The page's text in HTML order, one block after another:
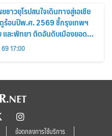
ชาวยุโรปสนใจเดินทางสู่เอเชีย
ร้อนปีพ.ศ. 2569 ชี้กรุงเทพฯ
และพัทยา ติดอันดับเมืองยอด
17:00
ข้อตกลงการใช้บริการ